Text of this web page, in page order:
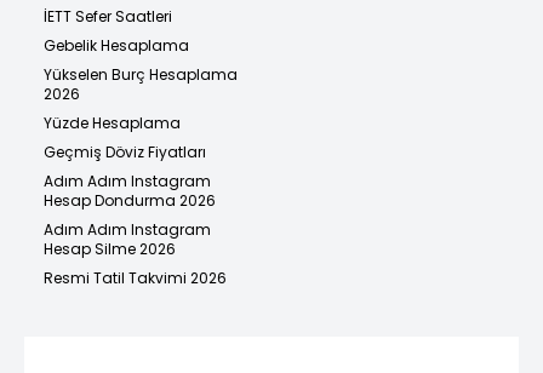
İETT Sefer Saatleri
Gebelik Hesaplama
Yükselen Burç Hesaplama
2026
Yüzde Hesaplama
Geçmiş Döviz Fiyatları
Adım Adım Instagram
Hesap Dondurma 2026
Adım Adım Instagram
Hesap Silme 2026
Resmi Tatil Takvimi 2026